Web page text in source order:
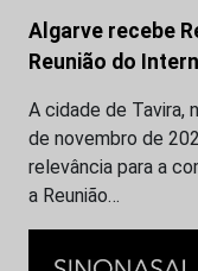
Algarve recebe
Reunião do
A cidade de Tavira,
de novembro de
relevância para a
a Reunião…